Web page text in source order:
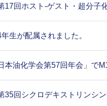
17回ホスト-ゲスト・超分
生が配属されました。
本油化学会第57回年会」で
35回シクロデキストリンシ